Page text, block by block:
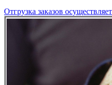
Отгрузка заказов